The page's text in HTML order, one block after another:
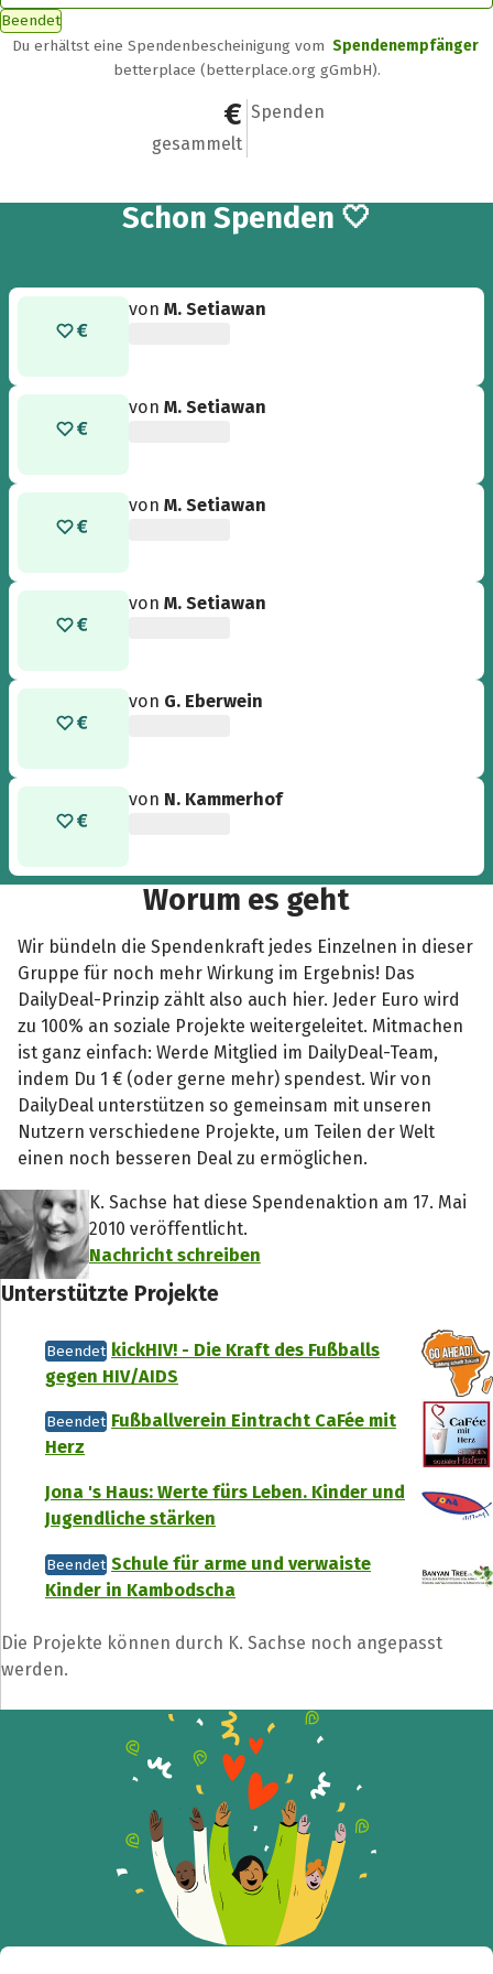
Beendet
Du erhältst eine Spendenbescheinigung vom Spendenempfänger
betterplace (betterplace.org gGmbH).
848 €
gesammelt
19
Spenden
Schon 19
Spenden 🤍
vonM. Setiawan
vonM. Setiawan
vonM. Setiawan
vonM. Setiawan
von G. Eberwein
von N. Kammerhof
Worum es geht
Wir bündeln die Spendenkraft jedes Einzelnen in dieser
Gruppe für noch mehr Wirkung im Ergebnis! Das
DailyDeal-Prinzip zählt also auch hier. Jeder Euro wird
zu 100% an soziale Projekte weitergeleitet. Mitmachen
ist ganz einfach: Werde Mitglied im DailyDeal-Team,
indem Du 1 € (oder gerne mehr) spendest. Wir von
DailyDeal unterstützen so gemeinsam mit unseren
Nutzern verschiedene Projekte, um Teilen der Welt
einen noch besseren Deal zu ermöglichen.
K. Sachse hat diese Spendenaktion am 17. Mai
2010 veröffentlicht.
Nachricht schreiben
Unterstützte Projekte
Beendet kickHIV! - Die Kraft des Fußballs
gegen HIV/AIDS
Beendet Fußballverein Eintracht CaFée mit
Herz
Jona 's Haus: Werte fürs Leben. Kinder und
Jugendliche stärken
Beendet Schule für arme und verwaiste
Kinder in Kambodscha
Die Projekte können durch K. Sachse noch angepasst
werden.